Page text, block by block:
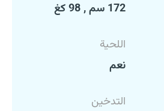
172 سم , 98 كغ
اللحية
نعم
التدخين